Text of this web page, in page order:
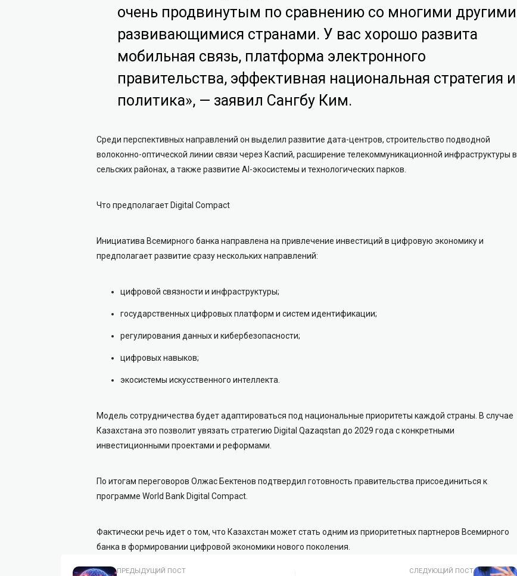
очень продвинутым по сравнению со многими другими
развивающимися странами. У вас хорошо развита
мобильная связь, платформа электронного
правительства, эффективная национальная стратегия и
политика», — заявил Сангбу Ким.
Среди перспективных направлений он выделил развитие дата-центров, строительство подводной
волоконно-оптической линии связи через Каспий, расширение телекоммуникационной инфраструктуры в
сельских районах, а также развитие AI-экосистемы и технологических парков.
Что предполагает Digital Compact
Инициатива Всемирного банка направлена на привлечение инвестиций в цифровую экономику и
предполагает развитие сразу нескольких направлений:
цифровой связности и инфраструктуры;
государственных цифровых платформ и систем идентификации;
регулирования данных и кибербезопасности;
цифровых навыков;
экосистемы искусственного интеллекта.
Модель сотрудничества будет адаптироваться под национальные приоритеты каждой страны. В случае
Казахстана это позволит увязать стратегию Digital Qazaqstan до 2029 года с конкретными
инвестиционными проектами и реформами.
По итогам переговоров Олжас Бектенов подтвердил готовность правительства присоединиться к
программе World Bank Digital Compact.
Фактически речь идет о том, что Казахстан может стать одним из приоритетных партнеров Всемирного
банка в формировании цифровой экономики нового поколения.
ПРЕДЫДУЩИЙ ПОСТ СЛЕДУЮЩИЙ ПОСТ